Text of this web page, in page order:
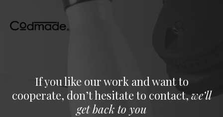
If you like our work and want to
cooperate, don’t hesitate to contact,we’ll
get back to you